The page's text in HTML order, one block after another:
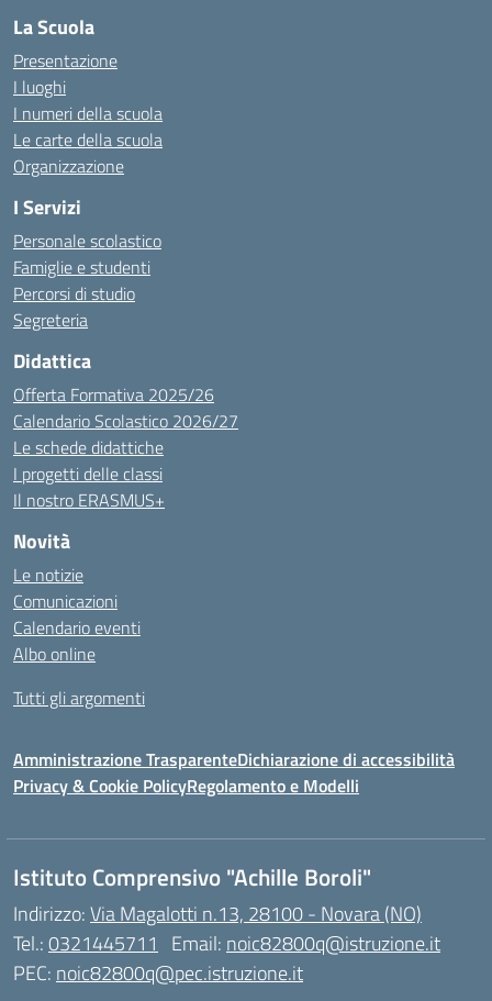
La Scuola
Presentazione
I luoghi
I numeri della scuola
Le carte della scuola
Organizzazione
I Servizi
Personale scolastico
Famiglie e studenti
Percorsi di studio
Segreteria
Didattica
Offerta Formativa 2025/26
Calendario Scolastico 2026/27
Le schede didattiche
I progetti delle classi
Il nostro ERASMUS+
Novità
Le notizie
Comunicazioni
Calendario eventi
Albo online
Tutti gli argomenti
Amministrazione TrasparenteDichiarazione di accessibilità
Privacy & Cookie PolicyRegolamento e Modelli
Istituto Comprensivo "Achille Boroli"
Indirizzo:Via Magalotti n.13, 28100 - Novara (NO)
Tel.:0321445711 Email: noic82800q@istruzione.it
PEC: noic82800q@pec.istruzione.it